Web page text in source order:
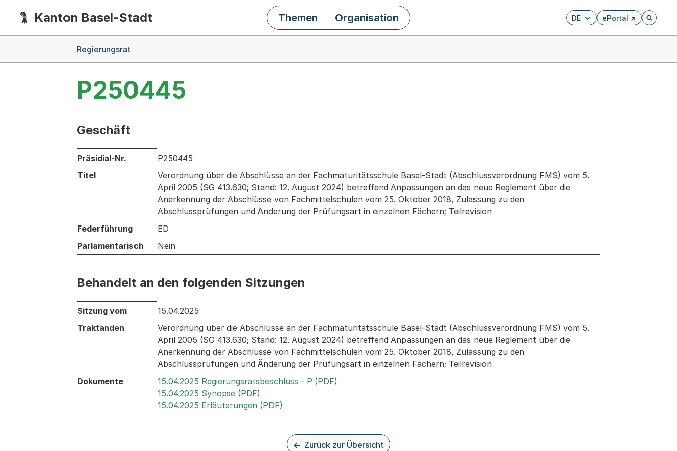
HauptnavigationKanton Basel-Stadt DE ePortal
Externer Link, wird in
Öffnet
Themen Organisation
Regierungsrat
P250445
Geschäft
Informationen zum Ausgewählten Geschäft
Präsidial-Nr.
P250445
Titel
Verordnung über die Abschlüsse an der Fachmaturitätsschule Basel-Stadt (Abschlussverordnung FMS) vom 5.
April 2005 (SG 413.630; Stand: 12. August 2024) betreffend Anpassungen an das neue Reglement über die
Anerkennung der Abschlüsse von Fachmittelschulen vom 25. Oktober 2018, Zulassung zu den
Abschlussprüfungen und Änderung der Prüfungsart in einzelnen Fächern; Teilrevision
Federführung
ED
Parlamentarisch
Nein
Behandelt an den folgenden Sitzungen
Behandelt an den folgenden Sitzungen: Informationen zu den Sitzungen zum Geschäft
Sitzung vom
15.04.2025
Traktanden
Verordnung über die Abschlüsse an der Fachmaturitätsschule Basel-Stadt (Abschlussverordnung FMS) vom 5.
April 2005 (SG 413.630; Stand: 12. August 2024) betreffend Anpassungen an das neue Reglement über die
Anerkennung der Abschlüsse von Fachmittelschulen vom 25. Oktober 2018, Zulassung zu den
Abschlussprüfungen und Änderung der Prüfungsart in einzelnen Fächern; Teilrevision
Dokumente
15.04.2025 Regierungsratsbeschluss - P (PDF)
15.04.2025 Synopse (PDF)
15.04.2025 Erläuterungen (PDF)
Zurück zur Übersicht